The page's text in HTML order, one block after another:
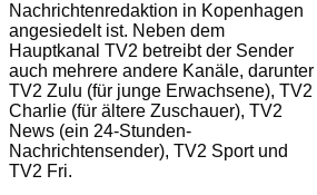
Nachrichtenredaktion in Kopenhagen
angesiedelt ist. Neben dem
Hauptkanal TV2 betreibt der Sender
auch mehrere andere Kanäle, darunter
TV2 Zulu (für junge Erwachsene), TV2
Charlie (für ältere Zuschauer), TV2
News (ein 24-Stunden-
Nachrichtensender), TV2 Sport und
TV2 Fri.